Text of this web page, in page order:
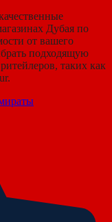
Дубая по
от вашего
подходящую
таких как